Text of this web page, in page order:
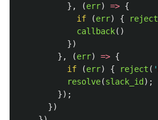
},
(err) => {
if
(err) { reject
callback()
})
},
(err) => {
if
(err) { reject ( '
resolve(slack_id );
});
})